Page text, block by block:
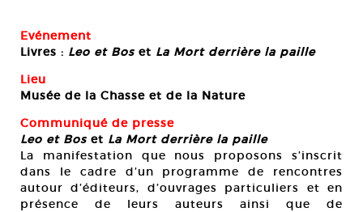
Evénement
Livres : Leo et Bos et La Mort derrière la paille
Lieu
Musée de la Chasse et de la Nature
Communiqué de presse
Leo et Bos et La Mort derrière la paille
La manifestation que nous proposons s’inscrit
dans le cadre d’un programme de rencontres
autour d’éditeurs, d’ouvrages particuliers et en
présence de leurs auteurs ainsi que de